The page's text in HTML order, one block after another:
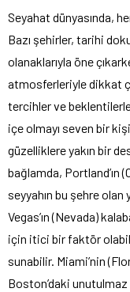
Seyahat dünyasında,
Bazı şehirler, tarihi
olanaklarıyla öne
atmosferleriyle dikkat
tercihler ve
içe olmayı seven bir
güzelliklere yakın bir
bağlamda, Portland’ın
seyyahın bu şehre olan
Vegas’ın (Nevada)
için itici bir faktör
sunabilir. Miami’nin
Boston’daki